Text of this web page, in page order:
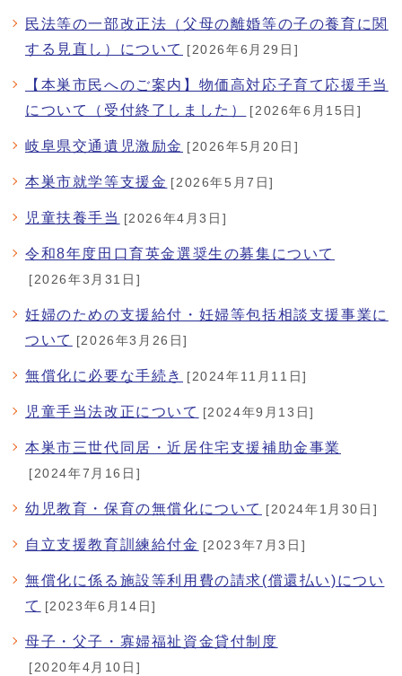
民法等の一部改正法（父母の離婚等の子の養育に関
する見直し）について [2026年6月29日]
【本巣市民へのご案内】物価高対応子育て応援手当
について（受付終了しました）
[2026年6月15日]
岐阜県交通遺児激励金 [2026年5月20日]
本巣市就学等支援金 [2026年5月7日]
児童扶養手当 [2026年4月3日]
令和8年度田口育英金選奨生の募集について
[2026年3月31日]
妊婦のための支援給付・妊婦等包括相談支援事業に
ついて [2026年3月26日]
無償化に必要な手続き [2024年11月11日]
児童手当法改正について [2024年9月13日]
本巣市三世代同居・近居住宅支援補助金事業
[2024年7月16日]
幼児教育・保育の無償化について [2024年1月30日]
自立支援教育訓練給付金 [2023年7月3日]
無償化に係る施設等利用費の請求(償還払い)につい
て [2023年6月14日]
母子・父子・寡婦福祉資金貸付制度
[2020年4月10日]